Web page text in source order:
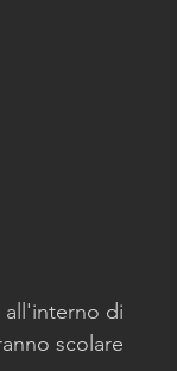
all'interno di
scolare